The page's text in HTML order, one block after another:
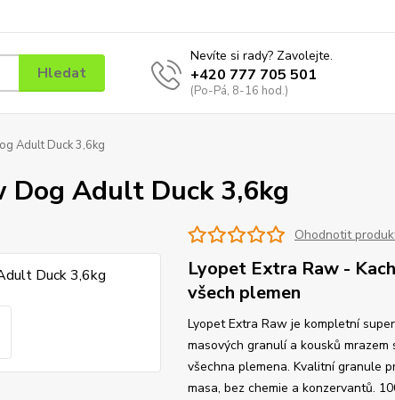
Hledat
Nevíte si rady? Zavolejte.
+420 777 705 501
(Po-Pá, 8-16 hod.)
Adult Duck 3,6kg
Dog Adult Duck 3,6kg
Ohodnotit
Lyopet Extra Raw -
všech plemen
Lyopet Extra Raw je kompletní
masových granulí a kousků mrazem
všechna plemena. Kvalitní granule
masa, bez chemie a konzervantů.